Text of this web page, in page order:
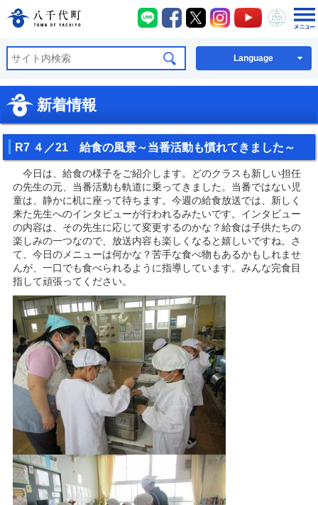
八千代町公式ホームページ
八千代町LINE
八千代町Facebook
八千代町X八千代町Instagram
八千代町
八千
Language
新着情報
R7 ４／21 給食の風景～当番活動も慣れてきました～
今日は、給食の様子をご紹介します。どのクラスも新しい担任
の先生の元、当番活動も軌道に乗ってきました。当番ではない児
童は、静かに机に座って待ちます。今週の給食放送では、新しく
来た先生へのインタビューが行われるみたいです。インタビュー
の内容は、その先生に応じて変更するのかな？給食は子供たちの
楽しみの一つなので、放送内容も楽しくなると嬉しいですね。さ
て、今日のメニューは何かな？苦手な食べ物もあるかもしれませ
んが、一口でも食べられるように指導しています。みんな完食目
指して頑張ってください。